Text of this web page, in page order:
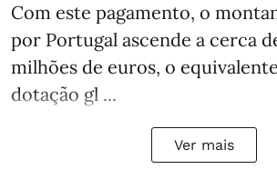
Com este pagamento, o
por Portugal ascende a cerca
milhões de euros, o
dotação gl ...
Ver mais